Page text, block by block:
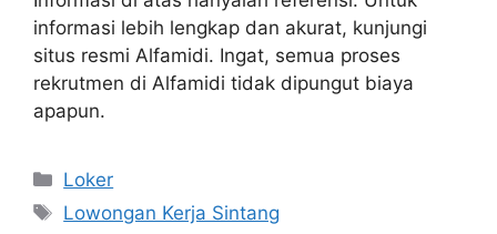
informasi lebih lengkap dan akurat, kunjungi
situs resmi Alfamidi. Ingat, semua proses
rekrutmen di Alfamidi tidak dipungut biaya
apapun.
Kategori
Loker
Tag
Lowongan Kerja Sintang